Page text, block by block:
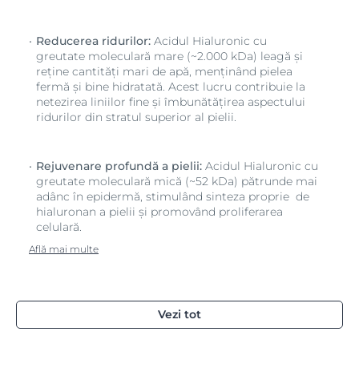
Reducerea ridurilor: Acidul Hialuronic cu
greutate moleculară mare (~2.000 kDa) leagă și
reține cantități mari de apă, menținând pielea
fermă și bine hidratată. Acest lucru contribuie la
netezirea liniilor fine și îmbunătățirea aspectului
ridurilor din stratul superior al pielii.
Rejuvenare profundă a pielii: Acidul Hialuronic cu
greutate moleculară mică (~52 kDa) pătrunde mai
adânc în epidermă, stimulând sinteza proprie de
hialuronan a pielii și promovând proliferarea
celulară.
Află mai multe
Vezi tot